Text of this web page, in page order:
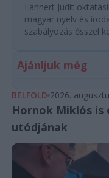
Lannert Judit
magyar nyelv és
szabályozás ősszel
Ajánljuk még
BELFÖLD 2026.
Hornok Miklós is
utódjának